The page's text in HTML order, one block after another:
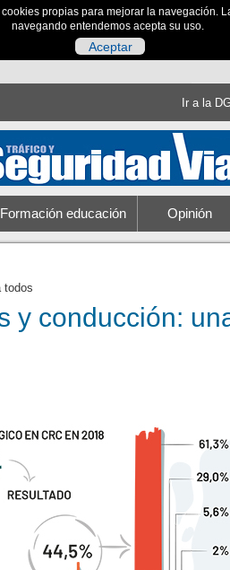
propias para mejorar la
navegando entendemos acepta su uso.
Aceptar
Ir a la
Formación educación Opinión
todos
y conducción: